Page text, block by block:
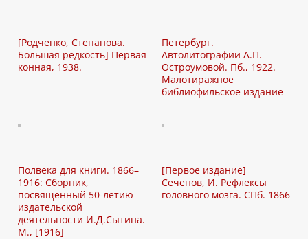
[Родченко, Степанова.
Большая редкость] Первая
конная, 1938.
Петербург.
Автолитографии А.П.
Остроумовой. Пб., 1922.
Малотиражное
библиофильское издание
Полвека для книги. 1866–
1916: Сборник,
посвященный 50-летию
издательской
деятельности И.Д.Сытина.
М., [1916]
[Первое издание]
Сеченов, И. Рефлексы
головного мозга. СПб. 1866